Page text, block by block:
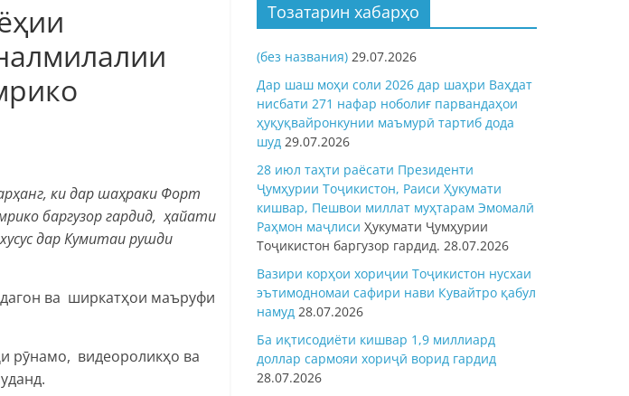
ки дар шаҳраки Форт
баргузор гардид, ҳайати
дар Кумитаи рушди
ва ширкатҳои маъруфи
рӯнамо, видеороликҳо ва
Тозатарин хабарҳо
(без названия) 29.07.2026
Дар шаш моҳи соли 2026 дар шаҳри Ваҳдат
нисбати 271 нафар ноболиғ парвандаҳои
ҳуқуқвайронкунии маъмурӣ тартиб дода
шуд 29.07.2026
28 июл таҳти раёсати Президенти
Ҷумҳурии Тоҷикистон, Раиси Ҳукумати
кишвар, Пешвои миллат муҳтарам Эмомалӣ
Раҳмон маҷлиси Ҳукумати Ҷумҳурии
Тоҷикистон баргузор гардид. 28.07.2026
Вазири корҳои хориҷии Тоҷикистон нусхаи
эътимодномаи сафири нави Кувайтро қабул
намуд 28.07.2026
Ба иқтисодиёти кишвар 1,9 миллиард
доллар сармояи хориҷӣ ворид гардид
28.07.2026